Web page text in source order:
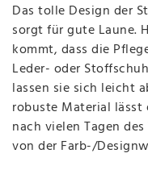
Das tolle Design der
sorgt für gute Laune.
kommt, dass die
Leder- oder
lassen sie sich leicht
robuste Material lässt
nach vielen Tagen
von der Farb-/